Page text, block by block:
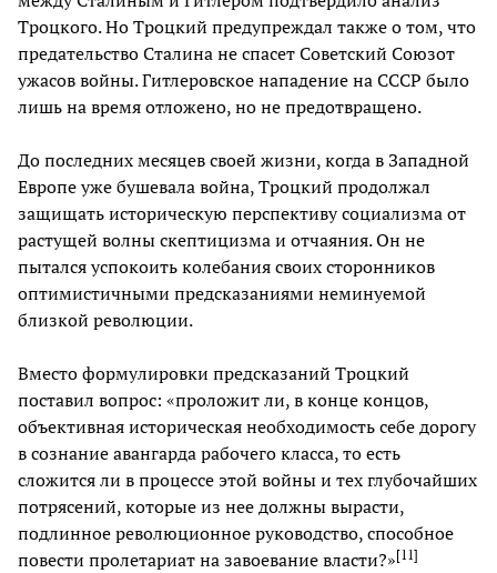
Троцкого. Но Троцкий предупреждал также о том, что
предательство Сталина не спасет Советский Союзот
ужасов войны. Гитлеровское нападение на СССР было
лишь на время отложено, но не предотвращено.
До последних месяцев своей жизни, когда в Западной
Европе уже бушевала война, Троцкий продолжал
защищать историческую перспективу социализма от
растущей волны скептицизма и отчаяния. Он не
пытался успокоить колебания своих сторонников
оптимистичными предсказаниями неминуемой
близкой революции.
Вместо формулировки предсказаний Троцкий
поставил вопрос: «проложит ли, в конце концов,
объективная историческая необходимость себе дорогу
в сознание авангарда рабочего класса, то есть
сложится ли в процессе этой войны и тех глубочайших
потрясений, которые из нее должны вырасти,
подлинное революционное руководство, способное
повести пролетариат на завоевание власти?»[11]